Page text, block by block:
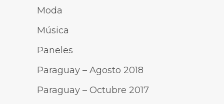
Moda
Música
Paneles
Paraguay – Agosto 2018
Paraguay – Octubre 2017